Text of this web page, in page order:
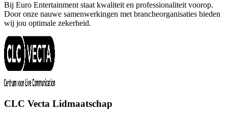
Bij Euro Entertainment staat kwaliteit en professionaliteit voorop.
Door onze nauwe samenwerkingen met brancheorganisaties bieden
wij jou optimale zekerheid.
CLC Vecta Lidmaatschap